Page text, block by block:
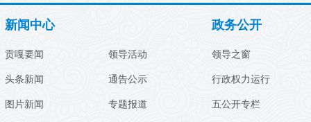
新闻中心
贡嘎要闻
头条新闻
图片新闻
领导活动
通告公示
专题报道
政务公开
领导之窗
行政权力运行
五公开专栏